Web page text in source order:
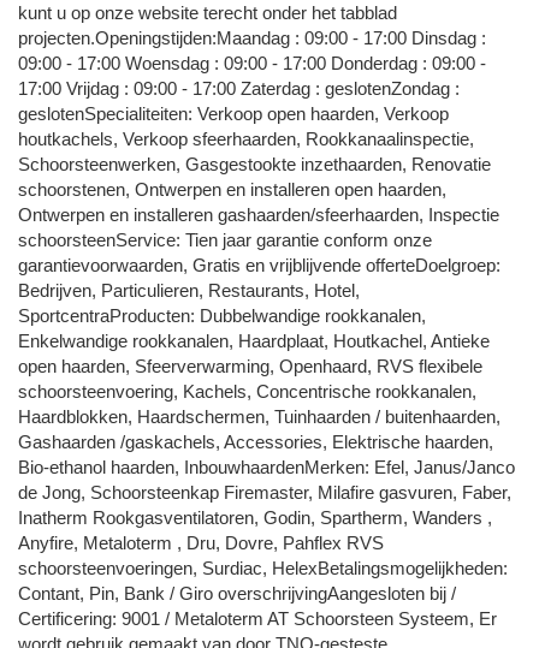
kunt u op onze website terecht onder het tabblad
projecten.Openingstijden:Maandag : 09:00 - 17:00 Dinsdag :
09:00 - 17:00 Woensdag : 09:00 - 17:00 Donderdag : 09:00 -
17:00 Vrijdag : 09:00 - 17:00 Zaterdag : geslotenZondag :
geslotenSpecialiteiten: Verkoop open haarden, Verkoop
houtkachels, Verkoop sfeerhaarden, Rookkanaalinspectie,
Schoorsteenwerken, Gasgestookte inzethaarden, Renovatie
schoorstenen, Ontwerpen en installeren open haarden,
Ontwerpen en installeren gashaarden/sfeerhaarden, Inspectie
schoorsteenService: Tien jaar garantie conform onze
garantievoorwaarden, Gratis en vrijblijvende offerteDoelgroep:
Bedrijven, Particulieren, Restaurants, Hotel,
SportcentraProducten: Dubbelwandige rookkanalen,
Enkelwandige rookkanalen, Haardplaat, Houtkachel, Antieke
open haarden, Sfeerverwarming, Openhaard, RVS flexibele
schoorsteenvoering, Kachels, Concentrische rookkanalen,
Haardblokken, Haardschermen, Tuinhaarden / buitenhaarden,
Gashaarden /gaskachels, Accessories, Elektrische haarden,
Bio-ethanol haarden, InbouwhaardenMerken: Efel, Janus/Janco
de Jong, Schoorsteenkap Firemaster, Milafire gasvuren, Faber,
Inatherm Rookgasventilatoren, Godin, Spartherm, Wanders ,
Anyfire, Metaloterm , Dru, Dovre, Pahflex RVS
schoorsteenvoeringen, Surdiac, HelexBetalingsmogelijkheden:
Contant, Pin, Bank / Giro overschrijvingAangesloten bij /
Certificering: 9001 / Metaloterm AT Schoorsteen Systeem, Er